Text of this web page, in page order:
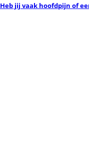
Heb jij vaak hoofdpijn of